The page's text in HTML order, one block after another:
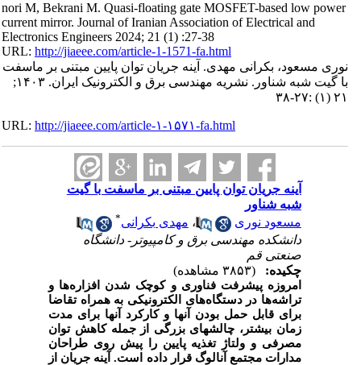
nori M, Bekrani M. Quasi-floating gate MOSFET-based low power
current mirror. Journal of Iranian Association of Electrical and
Electronics Engineers 2024; 21 (1) :27-38
URL:http://jiaeee.com/article-1-1571-fa.html
نوری مسعود، بکرانی مهدی. آینه جریان توان پایین مبتنی بر ماسفت
با گیت شبه شناور. نشریه مهندسی برق و الکترونیک ایران. ۱۴۰۳;
۲۱ (۱) :۲۷-۳۸
URL:http://jiaeee.com/article-۱-۱۵۷۱-fa.html
آینه جریان توان پایین مبتنی بر ماسفت با گیت
شبه شناور
مسعود نوری
،مهدی بکرانی
دانشکده مهندسی برق و کامپیوتر- دانشگاه
صنعتی قم
چکیده:
امروزه پیشرفت فناوری و کوچک شدن افزاره‌ها و
تراشه‌ها در دستگاه‌های الکترونیکی به همراه تقاضا
برای قابل حمل بودن آنها و کارکرد آنها برای مدت
زمان بیشتر، چالش­های بزرگی از جمله کاهش توان
مصرفی و ولتاژ تغذیه پایین را پیش روی طراحان
مدارات مجتمع آنالوگ قرار داده است. آینه جریان از